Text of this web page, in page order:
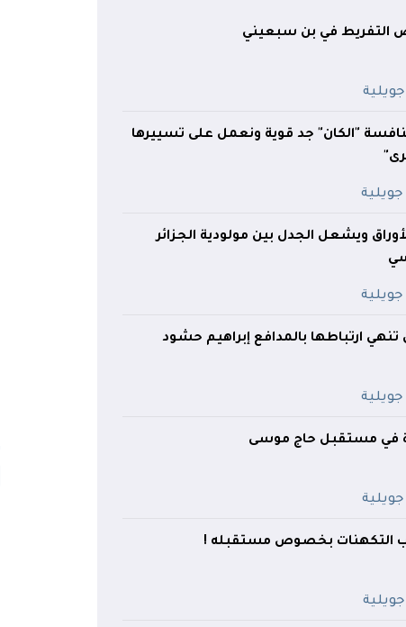
التفريط في بن سبعيني
"الكان" جد قوية ونعمل على تسييرها
ويشعل الجدل بين مولودية الجزائر
تنهي ارتباطها بالمدافع إبراهيم حشود
في مستقبل حاج موسى
التكهنات بخصوص مستقبله !